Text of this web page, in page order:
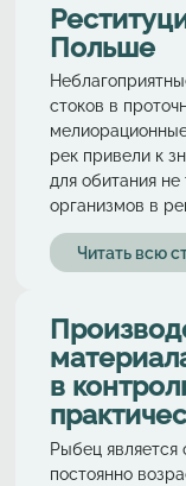
Польше
стоков в
рек привели к
для обитания
организмов в
Читать всю
в
Рыбец
постоянно